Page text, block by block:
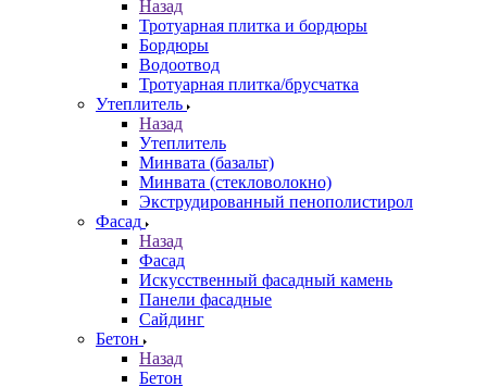
Назад
Тротуарная плитка и бордюры
Бордюры
Водоотвод
Тротуарная плитка/брусчатка
Утеплитель
Назад
Утеплитель
Минвата (базальт)
Минвата (стекловолокно)
Экструдированный пенополистирол
Фасад
Назад
Фасад
Искусственный фасадный камень
Панели фасадные
Сайдинг
Бетон
Назад
Бетон